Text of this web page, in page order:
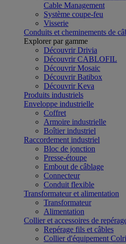
Cable Management
Système coupe-feu
Visserie
Conduits et cheminements de
Explorer par gamme
Découvrir Drivia
Découvrir CABLOFIL
Découvrir Mosaic
Découvrir Batibox
Découvrir Keva
Produits industriels
Enveloppe industrielle
Coffret
Armoire industrielle
Boîtier industriel
Raccordement industriel
Bloc de jonction
Presse-étoupe
Embout de câblage
Connecteur
Conduit flexible
Transformateur et alimentation
Transformateur
Alimentation
Collier et accessoires de
Repérage fils et câbles
Collier d'équipement